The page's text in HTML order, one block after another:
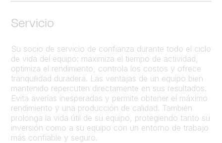
Servicio
Su socio de servicio de confianza durante todo el ciclo
de vida del equipo: maximiza el tiempo de actividad,
optimiza el rendimiento, controla los costos y ofrece
tranquilidad duradera. Las ventajas de un equipo bien
mantenido repercuten directamente en sus resultados.
Evita averías inesperadas y permite obtener el máximo
rendimiento y una producción de calidad. También
prolonga la vida útil de su equipo, protegiendo tanto su
inversión como a su equipo con un entorno de trabajo
más confiable y seguro.